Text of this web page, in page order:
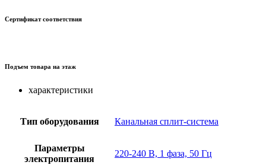
Сертификат соответствия
Подъем товара на этаж
характеристики
Тип оборудования Канальная сплит-система
Параметры
электропитания
220-240 В, 1 фаза, 50 Гц